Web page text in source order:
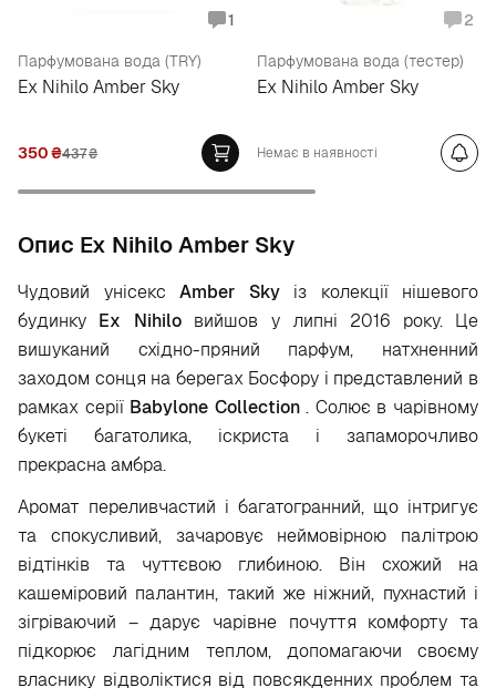
1
Парфумована вода (TRY)
Ex Nihilo Amber Sky
350₴437₴
2
Парфумована вода (тестер)
Ex Nihilo Amber Sky
Немає в наявності
Опис Ex Nihilo Amber Sky
Чудовий унісекс Amber Skyіз колекції нішевого
будинку Ex Nihiloвийшов у липні 2016 року. Це
вишуканий східно-пряний парфум, натхненний
заходом сонця на берегах Босфору і представлений в
рамках серії Babylone Collection. Солює в чарівному
букеті багатолика, іскриста і запаморочливо
прекрасна амбра.
Аромат переливчастий і багатогранний, що інтригує
та спокусливий, зачаровує неймовірною палітрою
відтінків та чуттєвою глибиною. Він схожий на
кашеміровий палантин, такий же ніжний, пухнастий і
зігріваючий – дарує чарівне почуття комфорту та
підкорює лагідним теплом, допомагаючи своєму
власнику відволіктися від повсякденних проблем та